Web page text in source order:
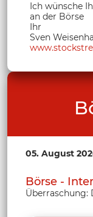
Ich wünsche
an der Börse
Ihr
Sven
05. August
Börse -
Überraschung: